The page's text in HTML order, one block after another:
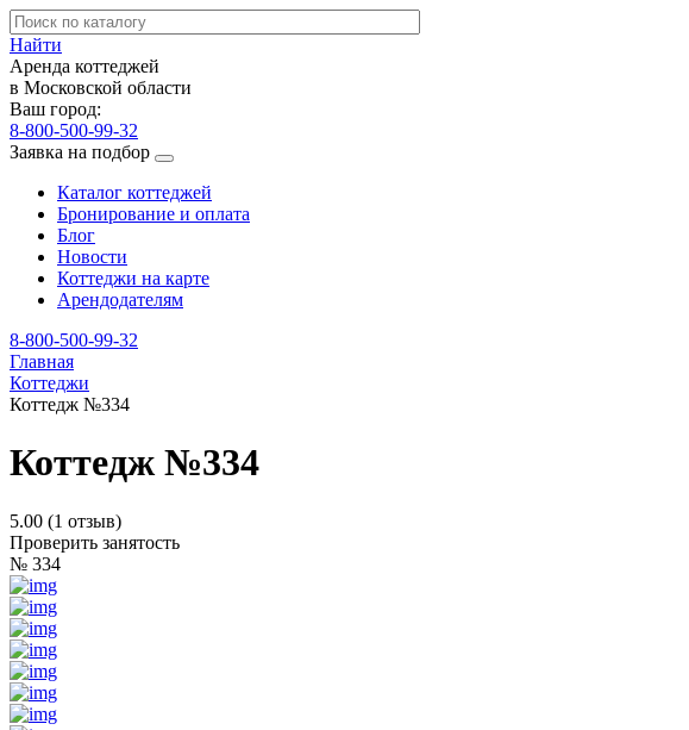
Найти
Аренда коттеджей
в Московской области
Ваш город:
8-800-500-99-32
Заявка на подбор
Каталог коттеджей
Бронирование и оплата
Блог
Новости
Коттеджи на карте
Арендодателям
8-800-500-99-32
Главная
Коттеджи
Коттедж №334
Коттедж №334
5.00 (1 отзыв)
Проверить занятость
№ 334